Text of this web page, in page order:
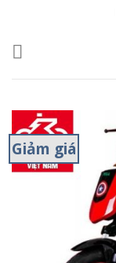
content
Giảm giá